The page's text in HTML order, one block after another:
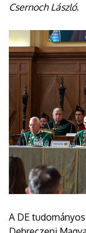
Csernoch László.
A DE